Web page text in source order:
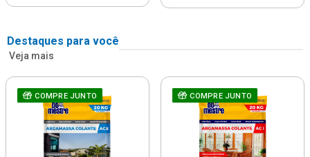
Destaques para você
Veja mais
COMPRE JUNTO COMPRE JUNTO